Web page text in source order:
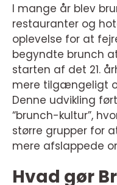
I mange år blev
restauranter og
oplevelse for at
begyndte brunch
starten af det 21.
mere tilgængeligt
Denne udvikling
“brunch-kultur”,
større grupper for
mere afslappede
Hvad gør